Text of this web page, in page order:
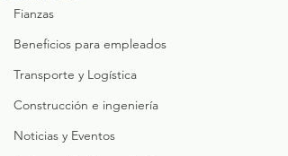
Fianzas
Beneficios para empleados
Transporte y Logística
Construcción e ingeniería
Noticias y Eventos